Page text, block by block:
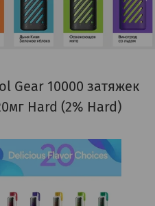
Gear 10000 затяжек
Hard (2% Hard)